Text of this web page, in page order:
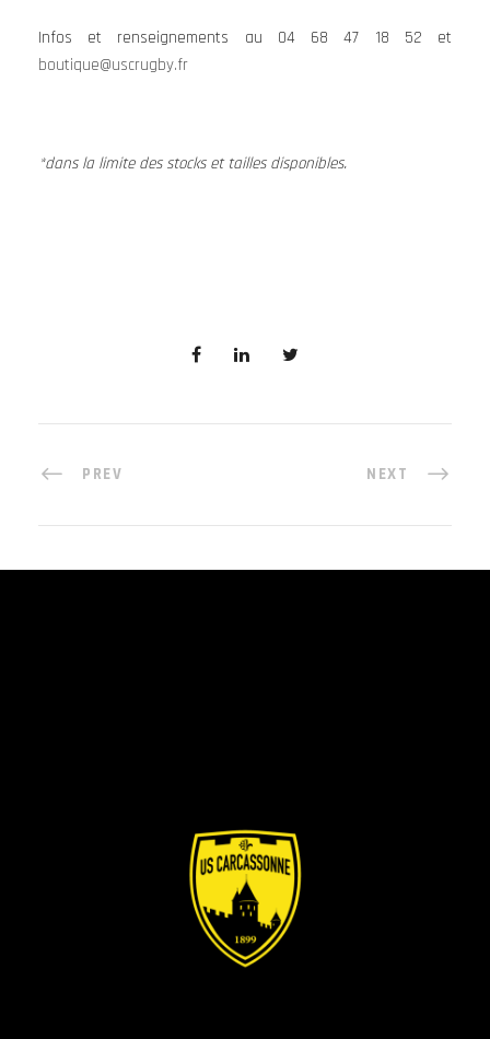
Infos et renseignements au 04 68 47 18 52 et
boutique@uscrugby.fr
*dans la limite des stocks et tailles disponibles.
PREV NEXT